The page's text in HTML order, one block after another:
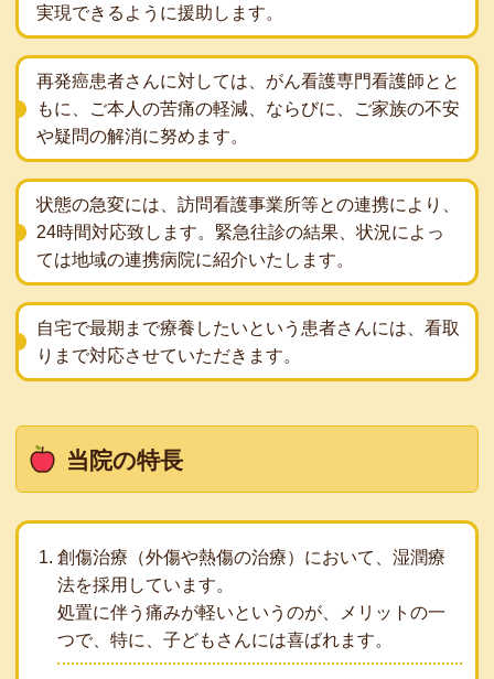
実現できるように援助します。
再発癌患者さんに対しては、がん看護専門看護師とと
もに、ご本人の苦痛の軽減、ならびに、ご家族の不安
や疑問の解消に努めます。
状態の急変には、訪問看護事業所等との連携により、
24時間対応致します。緊急往診の結果、状況によっ
ては地域の連携病院に紹介いたします。
自宅で最期まで療養したいという患者さんには、看取
りまで対応させていただきます。
当院の特長
創傷治療（外傷や熱傷の治療）において、湿潤療
法を採用しています。
処置に伴う痛みが軽いというのが、メリットの一
つで、特に、子どもさんには喜ばれます。